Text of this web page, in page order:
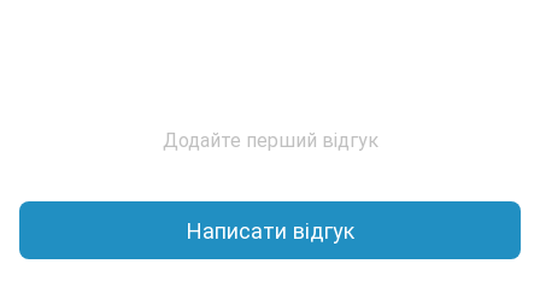
Додайте перший відгук
Написати відгук